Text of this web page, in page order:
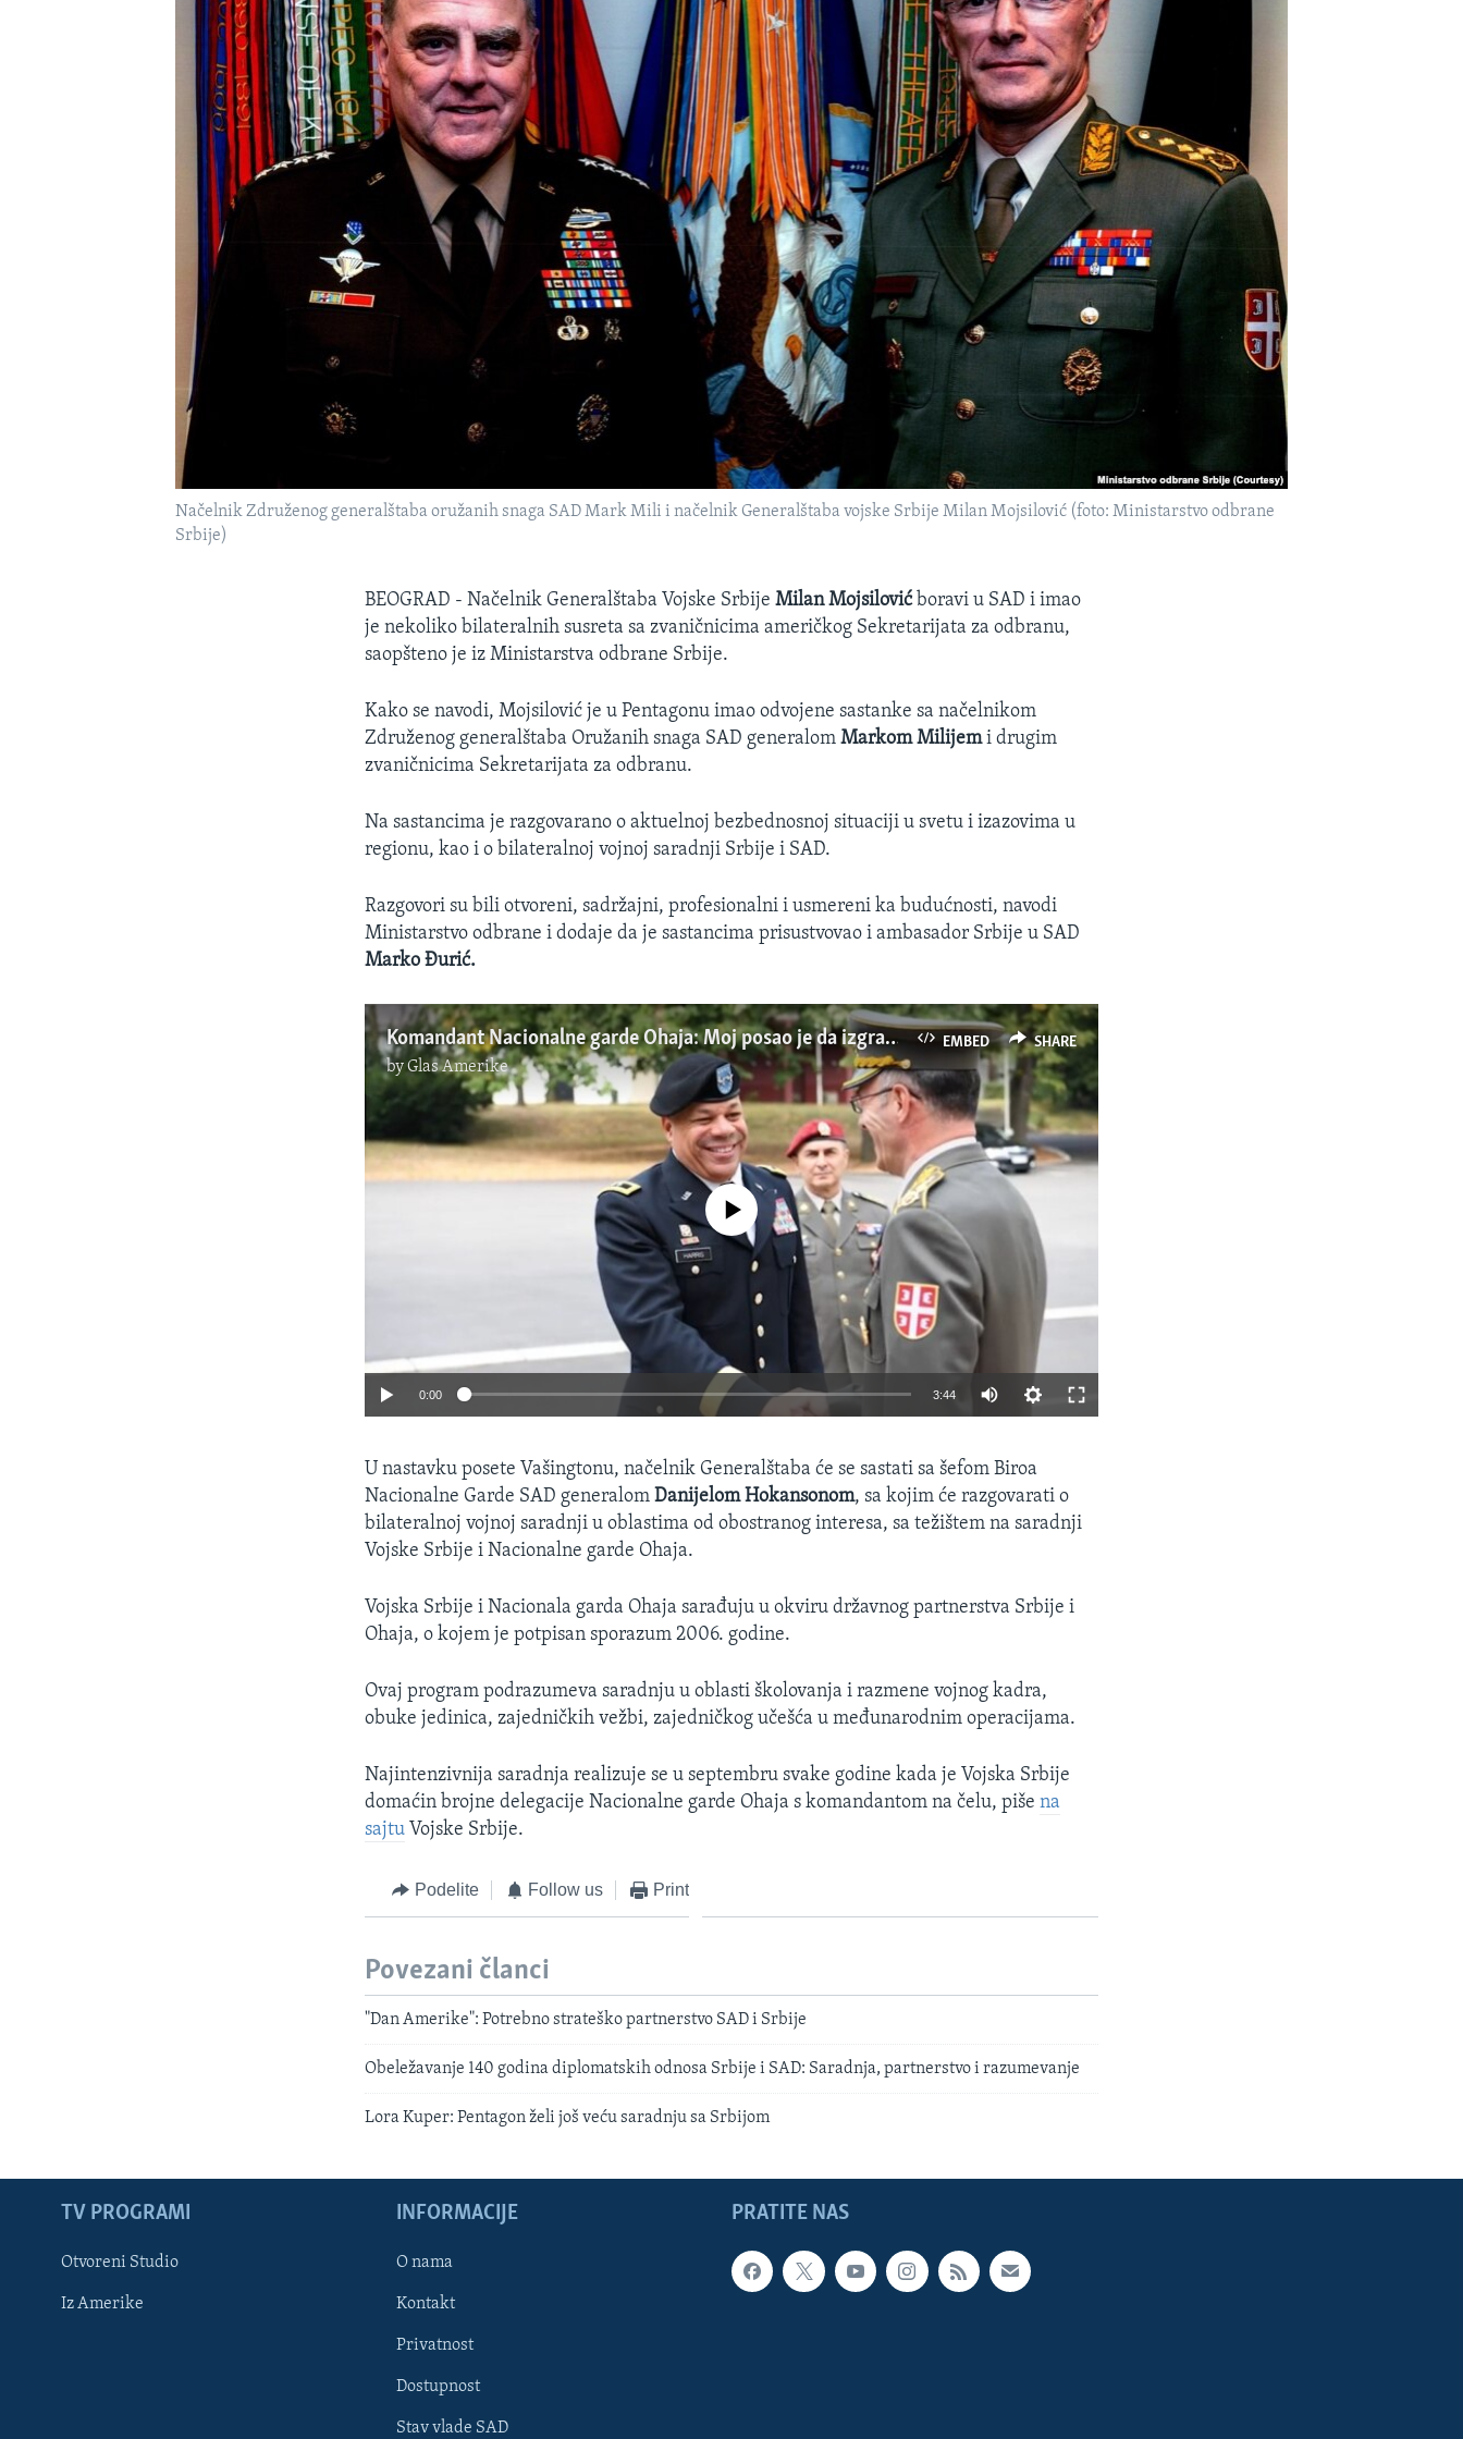
Načelnik Združenog generalštaba oružanih snaga SAD Mark Mili i načelnik Generalštaba vojske Srbije Milan Mojsilović (foto: Ministarstvo odbrane
Srbije)
BEOGRAD - Načelnik Generalštaba Vojske SrbijeMilan Mojsilovićboravi u SAD i imao
je nekoliko bilateralnih susreta sa zvaničnicima američkog Sekretarijata za odbranu,
saopšteno je iz Ministarstva odbrane Srbije.
Kako se navodi, Mojsilović je u Pentagonu imao odvojene sastanke sa načelnikom
Združenog generalštaba Oružanih snaga SAD generalomMarkom Milijemi drugim
zvaničnicima Sekretarijata za odbranu.
Na sastancima je razgovarano o aktuelnoj bezbednosnoj situaciji u svetu i izazovima u
regionu, kao i o bilateralnoj vojnoj saradnji Srbije i SAD.
Razgovori su bili otvoreni, sadržajni, profesionalni i usmereni ka budućnosti, navodi
Ministarstvo odbrane i dodaje da je sastancima prisustvovao i ambasador Srbije u SAD
Marko Đurić.
EMBED SHARE
Komandant Nacionalne garde Ohaja: Moj posao je da izgradim poverenje
byGlas Amerike
No media source currently available
0:00 3:44
U nastavku posete Vašingtonu, načelnik Generalštaba će se sastati sa šefom Biroa
Nacionalne Garde SAD generalomDanijelom Hokansonom, sa kojim će razgovarati o
bilateralnoj vojnoj saradnji u oblastima od obostranog interesa, sa težištem na saradnji
Vojske Srbije i Nacionalne garde Ohaja.
Vojska Srbije i Nacionala garda Ohaja sarađuju u okviru državnog partnerstva Srbije i
Ohaja, o kojem je potpisan sporazum 2006. godine.
Ovaj program podrazumeva saradnju u oblasti školovanja i razmene vojnog kadra,
obuke jedinica, zajedničkih vežbi, zajedničkog učešća u međunarodnim operacijama.
Najintenzivnija saradnja realizuje se u septembru svake godine kada je Vojska Srbije
domaćin brojne delegacije Nacionalne garde Ohaja s komandantom na čelu, pišena
sajtu Vojske Srbije.
Podelite Follow us Print
Povezani članci
"Dan Amerike": Potrebno strateško partnerstvo SAD i Srbije
Obeležavanje 140 godina diplomatskih odnosa Srbije i SAD: Saradnja, partnerstvo i razumevanje
Lora Kuper: Pentagon želi još veću saradnju sa Srbijom
PRATITE NAS
TV PROGRAMI
Otvoreni Studio
Iz Amerike
INFORMACIJE
O nama
Kontakt
Privatnost
Dostupnost
Stav vlade SAD